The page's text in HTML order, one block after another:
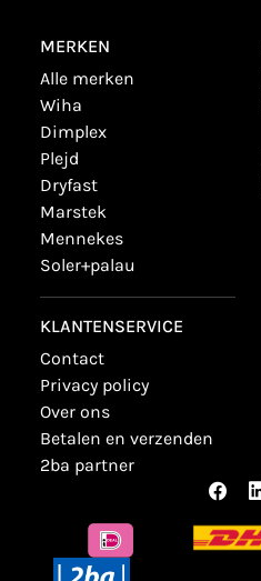
MERKEN
alle merken
wiha
dimplex
plejd
dryfast
marstek
mennekes
soler+palau
KLANTENSERVICE
contact
privacy policy
over ons
betalen en verzenden
2ba partner